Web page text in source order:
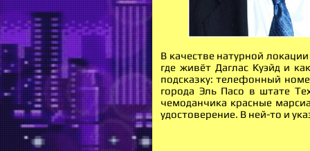
В качестве натурной
где живёт Даглас Куэйд и
подсказку: телефонный
города Эль Пасо в штате
чемоданчика красные
удостоверение. В ней-то и